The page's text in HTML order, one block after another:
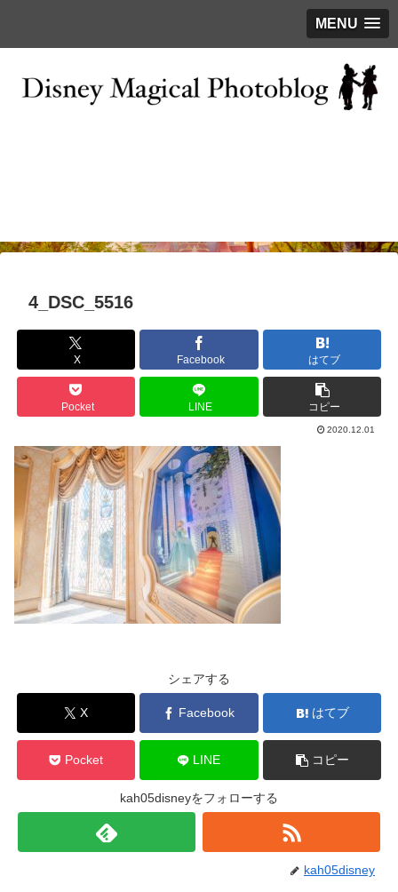
MENU
4_DSC_5516
X Facebook はてブ
Pocket LINE コピー
2020.12.01
シェアする
X Facebook はてブ
Pocket LINE コピー
kah05disneyをフォローする
kah05disney